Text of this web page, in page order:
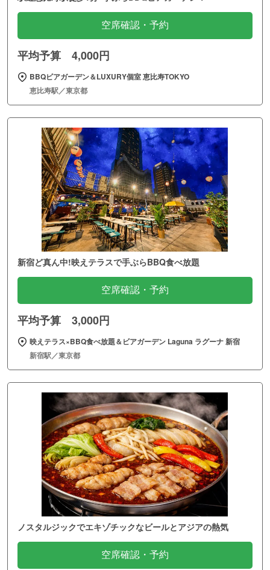
空席確認・予約
平均予算 4,000円
BBQビアガーデン＆LUXURY個室 恵比寿TOKYO
恵比寿駅／東京都
新宿ど真ん中!映えテラスで手ぶらBBQ食べ放題
空席確認・予約
平均予算 3,000円
映えテラス×BBQ食べ放題＆ビアガーデン Laguna ラグーナ 新宿
新宿駅／東京都
ノスタルジックでエキゾチックなビールとアジアの熱気
空席確認・予約